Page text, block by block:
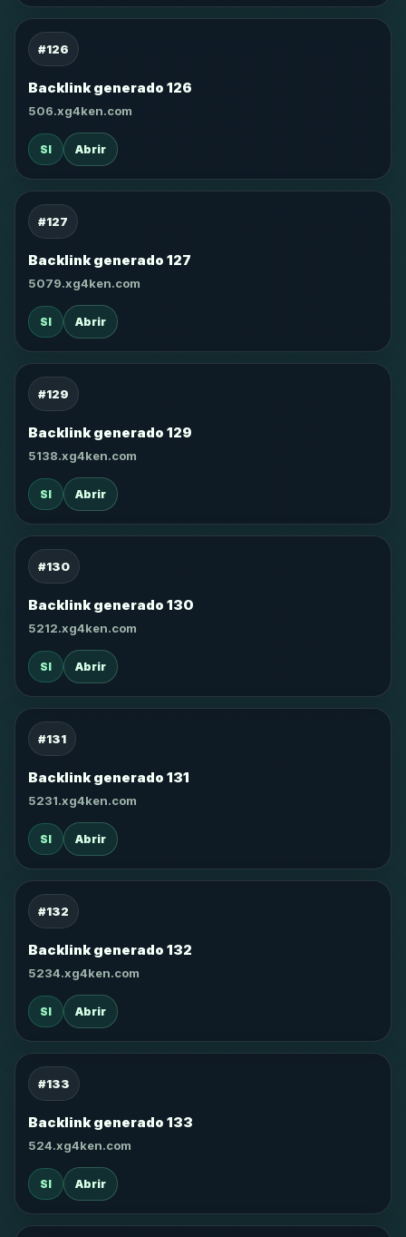
#126
Backlink generado 126
506.xg4ken.com
SI Abrir
#127
Backlink generado 127
5079.xg4ken.com
SI Abrir
#129
Backlink generado 129
5138.xg4ken.com
SI Abrir
#130
Backlink generado 130
5212.xg4ken.com
SI Abrir
#131
Backlink generado 131
5231.xg4ken.com
SI Abrir
#132
Backlink generado 132
5234.xg4ken.com
SI Abrir
#133
Backlink generado 133
524.xg4ken.com
SI Abrir